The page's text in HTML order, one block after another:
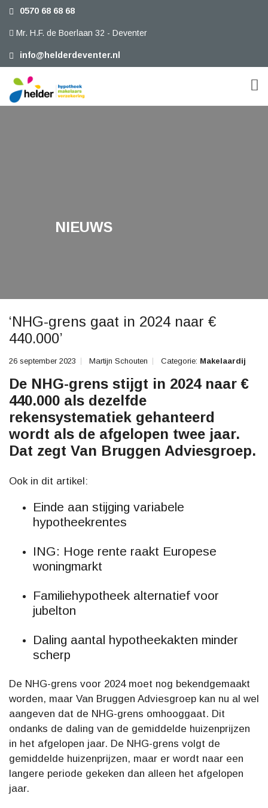
0570 68 68 68
Mr. H.F. de Boerlaan 32 - Deventer
info@helderdeventer.nl
NIEUWS
‘NHG-grens gaat in 2024 naar €
440.000’
26 september 2023 Martijn Schouten Categorie: Makelaardij
De NHG-grens stijgt in 2024 naar €
440.000 als dezelfde
rekensystematiek gehanteerd
wordt als de afgelopen twee jaar.
Dat zegt Van Bruggen Adviesgroep.
Ook in dit artikel:
Einde aan stijging variabele
hypotheekrentes
ING: Hoge rente raakt Europese
woningmarkt
Familiehypotheek alternatief voor
jubelton
Daling aantal hypotheekakten minder
scherp
De NHG-grens voor 2024 moet nog bekendgemaakt
worden, maar Van Bruggen Adviesgroep kan nu al wel
aangeven dat de NHG-grens omhooggaat. Dit
ondanks de daling van de gemiddelde huizenprijzen
in het afgelopen jaar. De NHG-grens volgt de
gemiddelde huizenprijzen, maar er wordt naar een
langere periode gekeken dan alleen het afgelopen
jaar.